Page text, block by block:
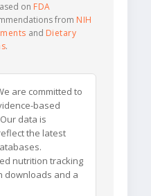
on FDA
from NIH
and Dietary
.
are committed to
based
data is
the latest
nutrition tracking
downloads and a